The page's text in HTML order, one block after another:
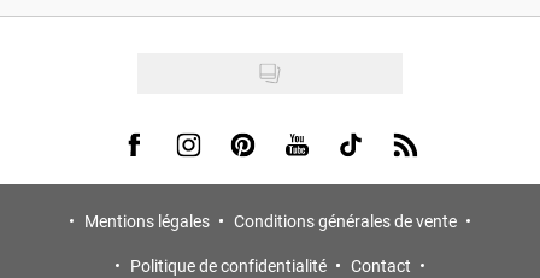
Visit us on Facebook
Visit us on Instagram
Visit us on Pinterest
Visit us on Youtube
Visit us on Tiktok
Visit us on Rss
Mentions légales
Conditions générales de vente
Politique de confidentialité
Contact